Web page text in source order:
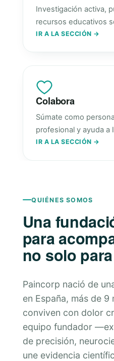
Investigación activa,
recursos educativos
IR A LA SECCIÓN →
Colabora
Súmate como
profesional y ayuda a
IR A LA SECCIÓN →
QUIÉNES SOMOS
Una
para
no solo
Paincorp nació de
en España, más de
conviven con dolor
equipo fundador
de precisión,
une evidencia